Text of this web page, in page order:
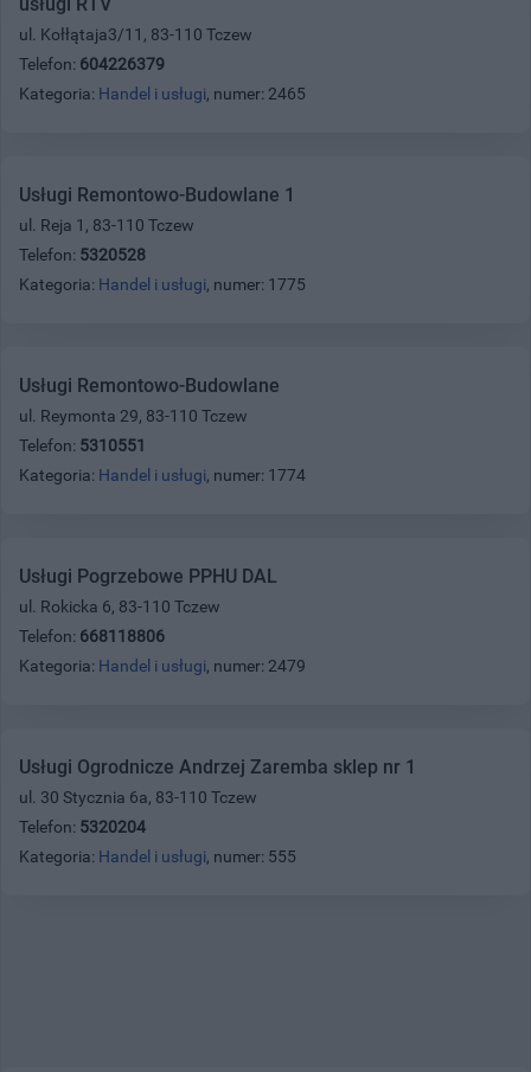
ul. Kołłątaja3/11, 83-110 Tczew
Telefon: 604226379
Kategoria: Handel i usługi, numer: 2465
Usługi Remontowo-Budowlane 1
ul. Reja 1, 83-110 Tczew
Telefon: 5320528
Kategoria: Handel i usługi, numer: 1775
Usługi Remontowo-Budowlane
ul. Reymonta 29, 83-110 Tczew
Telefon: 5310551
Kategoria: Handel i usługi, numer: 1774
Usługi Pogrzebowe PPHU DAL
ul. Rokicka 6, 83-110 Tczew
Telefon: 668118806
Kategoria: Handel i usługi, numer: 2479
Usługi Ogrodnicze Andrzej Zaremba sklep nr 1
ul. 30 Stycznia 6a, 83-110 Tczew
Telefon: 5320204
Kategoria: Handel i usługi, numer: 555